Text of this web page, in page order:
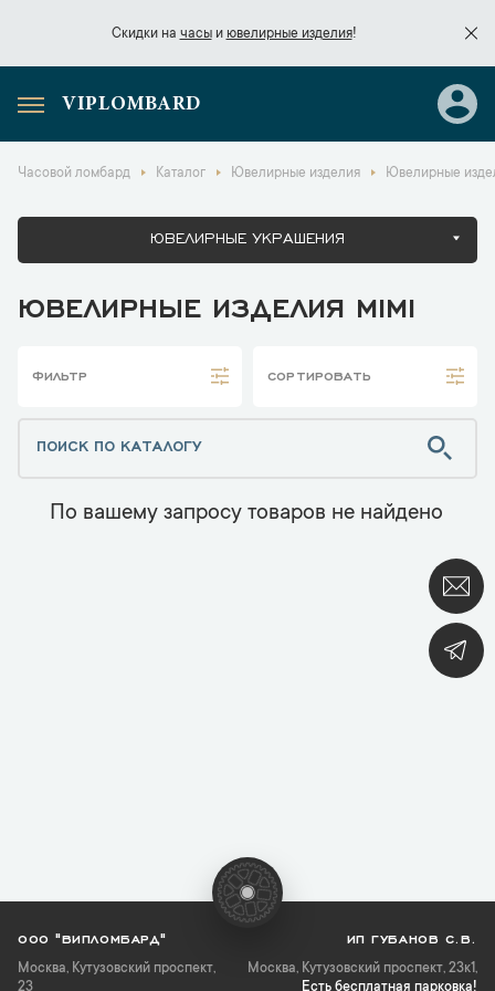
Скидки на часыи ювелирные изделия!
Скидки начасы
VIPLOMBARD
Часовой ломбард Каталог Ювелирные изделия Ювелирные
ЮВЕЛИРНЫЕ УКРАШЕНИЯ
ЮВЕЛИРНЫЕ ИЗДЕЛИЯ MIMI
ФИЛЬТР СОРТИРОВАТЬ
По вашему запросу товаров не найдено
ООО "ВИПЛОМБАРД"
Москва, Кутузовский проспект,
23
ИП ГУБАНОВ С.В.
Москва, Кутузовский проспект, 23к1,
Есть бесплатная парковка!